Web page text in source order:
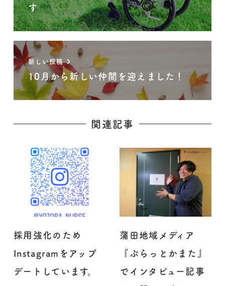
す
新しい投稿
10月から新しい仲間を迎えました！
関連記事
採用強化のため
Instagramをアップ
デートしています。
蒲田地域メディア
『ぷらっとかまた』
でインタビュー記事